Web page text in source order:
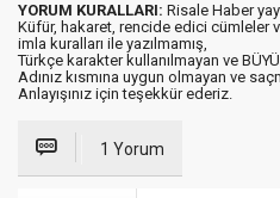
YORUM KURALLARI: Risale Haber
Küfür, hakaret, rencide edici cümleler
imla kuralları ile yazılmamış,
Türkçe karakter kullanılmayan ve
Adınız kısmına uygun olmayan ve
Anlayışınız için teşekkür ederiz.
1 Yorum